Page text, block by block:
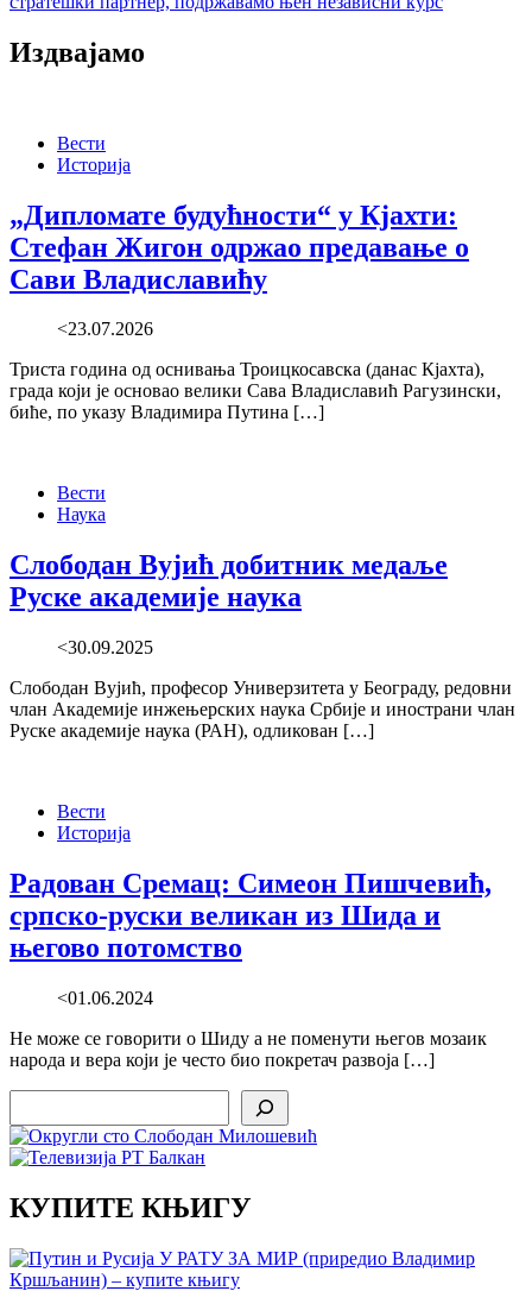
Издвајамо
Вести
Историја
„Дипломате будућности“ у Кјахти:
Стефан Жигон одржао предавање о
Сави Владиславићу
<23.07.2026
Триста година од оснивања Троицкосавска (данас Кјахта),
града који је основао велики Сава Владиславић Рагузински,
биће, по указу Владимира Путина […]
Вести
Наука
Слободан Вујић добитник медаље
Руске академије наука
<30.09.2025
Слободан Вујић, професор Универзитета у Београду, редовни
члан Академије инжењерских наука Србије и инострани члан
Руске академије наука (РАН), одликован […]
Вести
Историја
Радован Сремац: Симеон Пишчевић,
српско-руски великан из Шида и
његово потомство
<01.06.2024
Не може се говорити о Шиду а не поменути његов мозаик
народа и вера који је често био покретач развоја […]
КУПИТЕ КЊИГУ